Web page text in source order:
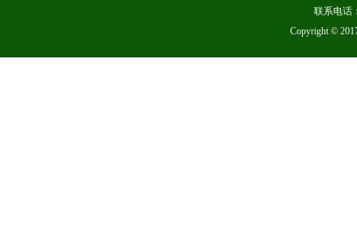
联系电话
Copyright ©